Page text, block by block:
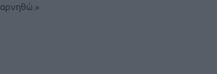
αρνηθώ.»